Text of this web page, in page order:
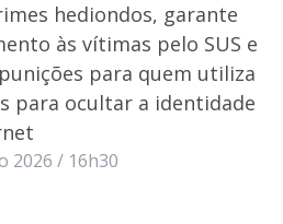
hediondos, garante
às vítimas pelo SUS e
para quem utiliza
para ocultar a identidade
2026 / 16h30